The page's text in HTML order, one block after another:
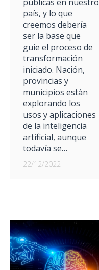
país, y lo que
creemos debería
ser la base que
guíe el proceso de
transformación
iniciado. Nación,
provincias y
municipios están
explorando los
usos y aplicaciones
de la inteligencia
artificial, aunque
todavía se…
22/12/2022